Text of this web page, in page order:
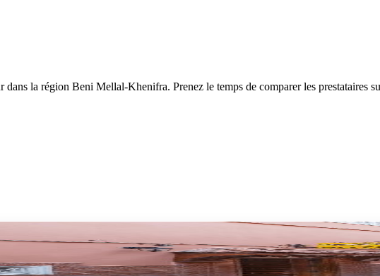
la région Beni Mellal-Khenifra. Prenez le temps de comparer les prestataires